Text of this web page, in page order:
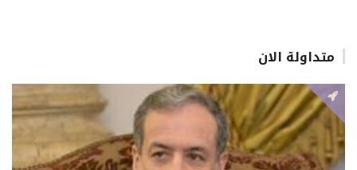
متداولة الان